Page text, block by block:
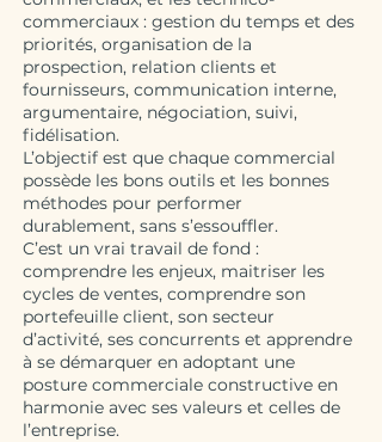
commerciaux : gestion du temps et des
priorités, organisation de la
prospection, relation clients et
fournisseurs, communication interne,
argumentaire, négociation, suivi,
fidélisation.
L’objectif est que chaque commercial
possède les bons outils et les bonnes
méthodes pour performer
durablement, sans s’essouffler.
C’est un vrai travail de fond :
comprendre les enjeux, maitriser les
cycles de ventes, comprendre son
portefeuille client, son secteur
d’activité, ses concurrents et apprendre
à se démarquer en adoptant une
posture commerciale constructive en
harmonie avec ses valeurs et celles de
l’entreprise.